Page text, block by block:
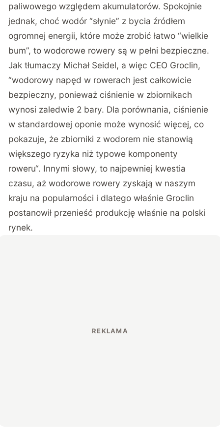
paliwowego względem akumulatorów. Spokojnie
jednak, choć wodór “słynie” z bycia źródłem
ogromnej energii, które może zrobić łatwo “wielkie
bum”, to wodorowe rowery są w pełni bezpieczne.
Jak tłumaczy Michał Seidel, a więc CEO Groclin,
“wodorowy napęd w rowerach jest całkowicie
bezpieczny, ponieważ ciśnienie w zbiornikach
wynosi zaledwie 2 bary. Dla porównania, ciśnienie
w standardowej oponie może wynosić więcej, co
pokazuje, że zbiorniki z wodorem nie stanowią
większego ryzyka niż typowe komponenty
roweru“. Innymi słowy, to najpewniej kwestia
czasu, aż wodorowe rowery zyskają w naszym
kraju na popularności i dlatego właśnie Groclin
postanowił przenieść produkcję właśnie na polski
rynek.